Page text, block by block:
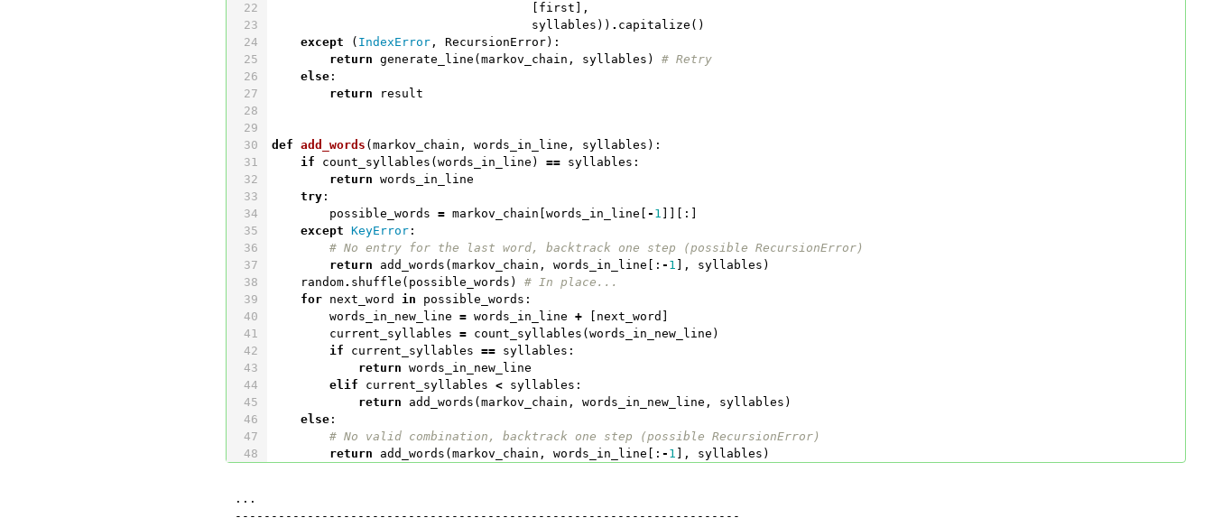
first ],
syllables )) . capitalize ()
except
( IndexError , RecursionError):
return generate_line ( markov_chain , syllables )
else :
return
result
def add_words ( markov_chain , words_in_line , syllables ):
if
count_syllables ( words_in_line ) == syllables :
return words_in_line
try :
possible_words = markov_chain words_in_line - 1 ]][:]
except KeyError :
return
add_words ( markov_chain , words_in_line [: - 1 ], syllables )
random. shuffle ( possible_words )
for next_word in possible_words :
words_in_new_line = words_in_line + next_word
current_syllables = count_syllables ( words_in_new_line )
if
current_syllables == syllables :
return words_in_new_line
elif
current_syllables < syllables :
return
add_words ( markov_chain , words_in_new_line , syllables )
else :
return
add_words ( markov_chain , words_in_line [: - 1 ], syllables )
...
----------------------------------------------------------------------